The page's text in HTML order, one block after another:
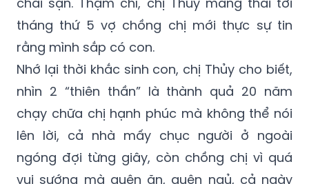
tháng thứ 5 vợ chồng chị mới thực sự tin
rằng mình sắp có con.
Nhớ lại thời khắc sinh con, chị Thủy cho biết,
nhìn 2 “thiên thần” là thành quả 20 năm
chạy chữa chị hạnh phúc mà không thể nói
lên lời, cả nhà mấy chục người ở ngoài
ngóng đợi từng giây, còn chồng chị vì quá
vui sướng mà quên ăn, quên ngủ, cả ngày